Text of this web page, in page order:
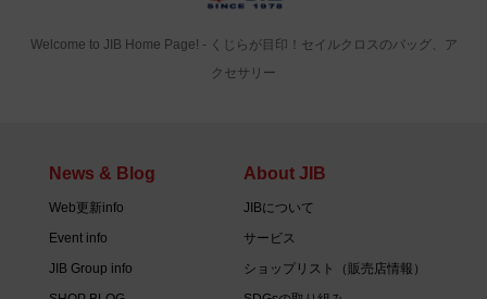
Welcome to JIB Home Page! ‐ くじらが目印！セイルクロスのバッグ、ア
クセサリー
News & Blog
Web更新info
Event info
JIB Group info
About JIB
JIBについて
サービス
ショップリスト（販売店情報）